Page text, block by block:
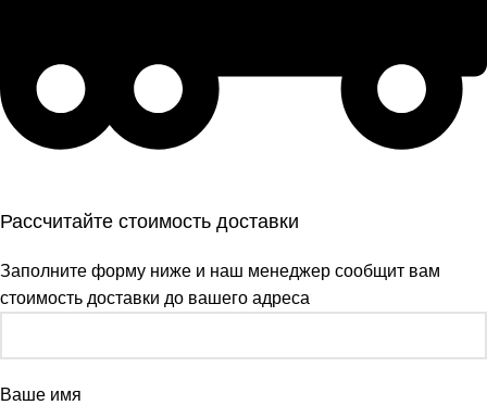
Рассчитайте стоимость доставки
Заполните форму ниже и наш менеджер сообщит вам
стоимость доставки до вашего адреса
Ваше имя